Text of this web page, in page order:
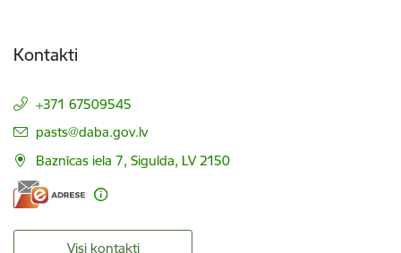
Kontakti
+371 67509545
E-pasts:
pasts@daba.gov.lv
Baznīcas iela 7, Sigulda, LV 2150
Visi kontakti